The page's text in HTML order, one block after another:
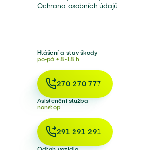
Ochrana osobních údajů
Hlášení a stav škody
po-pá • 8-18 h
270 270 777
Asistenční služba
nonstop
291 291 291